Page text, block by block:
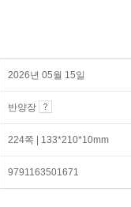
2026년 05월 15일
반양장
224쪽 | 133*210*10mm
9791163501671